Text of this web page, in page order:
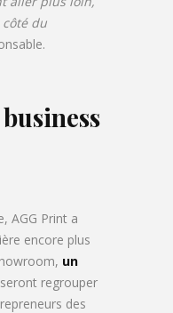
côté du
AGG Print a
encore plus
un
regrouper
des